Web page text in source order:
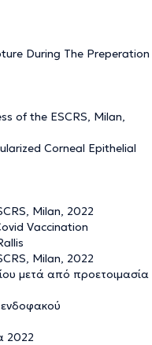
During The Preperation
of the ESCRS, Milan,
Corneal Epithelial
Milan, 2022
Vaccination
Milan, 2022
μετά από προετοιμασία
ενδοφακού
2022